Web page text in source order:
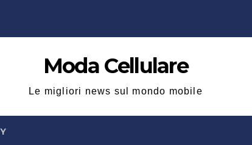
Moda Cellulare
Le migliori news sul mondo mobile